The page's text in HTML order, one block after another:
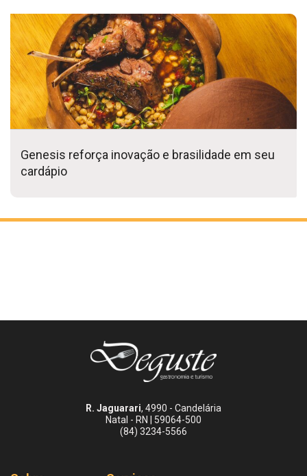
Genesis reforça inovação e brasilidade em seu
cardápio
R. Jaguarari, 4990 - Candelária
Natal - RN | 59064-500
(84) 3234-5566